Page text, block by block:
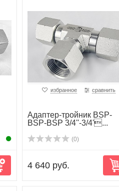
избранное сравнить
Адаптер-тройник BSP-
BSP-BSP 3/4''-3/4'...
(0)
4 640 руб.